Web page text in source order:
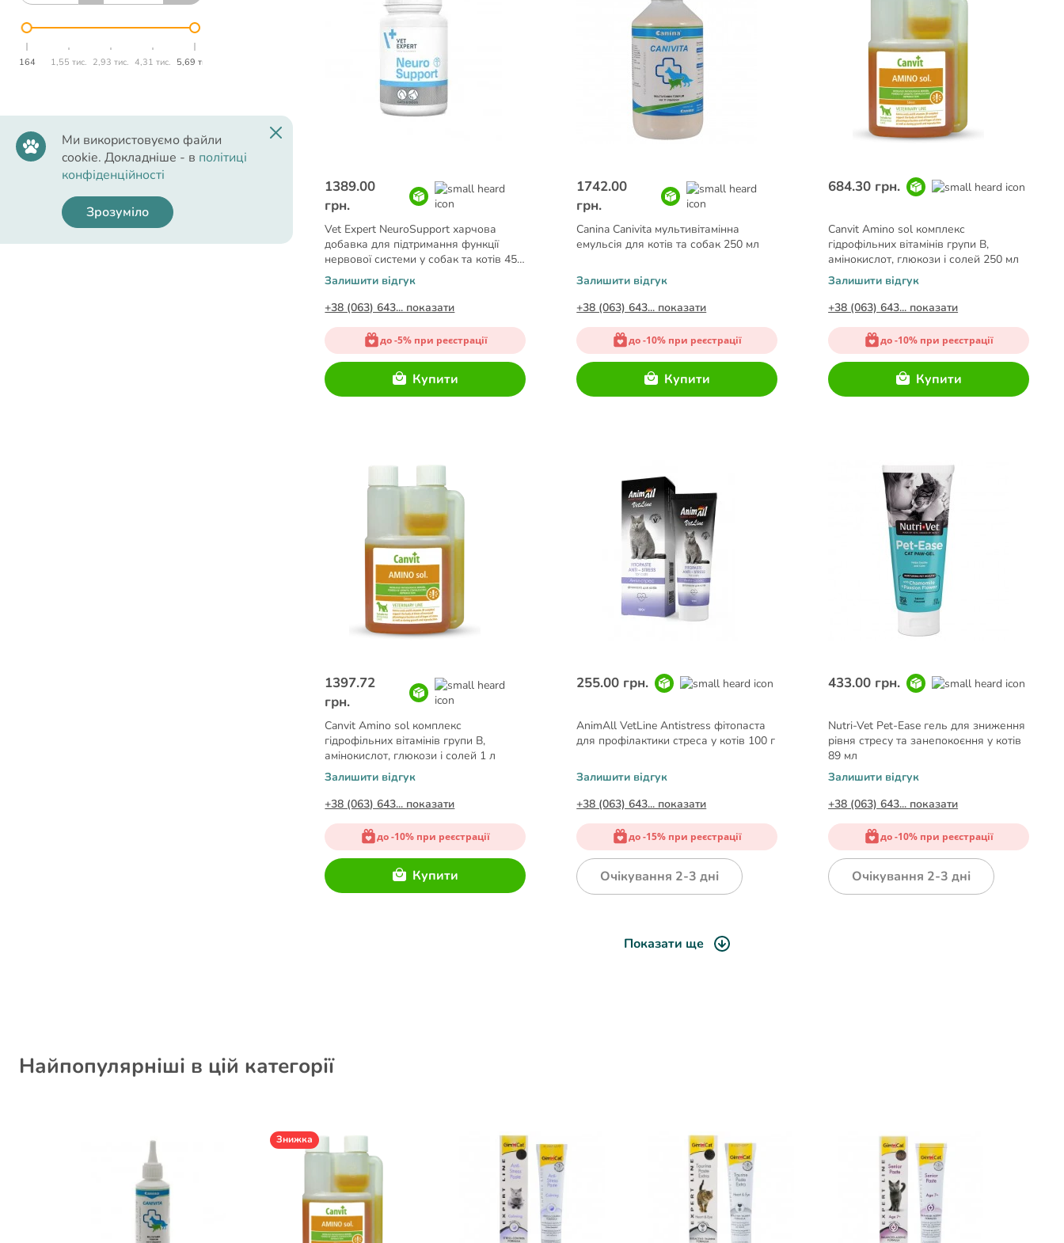
164 1,55 тис. 2,93 тис. 4,31 тис. 5,69 тис.
Скасувати Виберіть фільтри
1389.00
грн.
Vet Expert NeuroSupport харчова
добавка для підтримання функції
нервової системи у собак та котів 45
капс.
Залишити відгук
+38 (063) 643... показати
до -5% при реєстрації
Купити
1742.00
грн.
Canina Canivita мультивітамінна
емульсія для котів та собак 250 мл
Залишити відгук
+38 (063) 643... показати
до -10% при реєстрації
Купити
684.30 грн.
Canvit Amino sol комплекс
гідрофільних вітамінів групи В,
амінокислот, глюкози і солей 250 мл
Залишити відгук
+38 (063) 643... показати
до -10% при реєстрації
Купити
1397.72
грн.
Canvit Amino sol комплекс
гідрофільних вітамінів групи В,
амінокислот, глюкози і солей 1 л
Залишити відгук
+38 (063) 643... показати
до -10% при реєстрації
Купити
255.00 грн.
AnimAll VetLine Antistress фітопаста
для профілактики стреса у котів 100 г
Залишити відгук
+38 (063) 643... показати
до -15% при реєстрації
Очікування 2-3 дні
433.00 грн.
Nutri-Vet Pet-Ease гель для зниження
рівня стресу та занепокоєння у котів
89 мл
Залишити відгук
+38 (063) 643... показати
до -10% при реєстрації
Очікування 2-3 дні
Показати ще
Найпопулярніші в цій категорії
Знижка
Ми використовуємо файли
cookie. Докладніше - в політиці
конфіденційності
Зрозуміло